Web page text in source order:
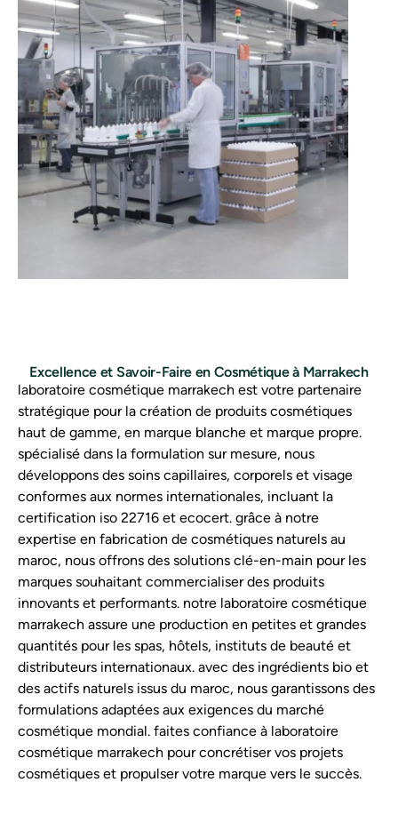
Excellence et Savoir-Faire en Cosmétique à Marrakech
laboratoire cosmétique marrakech est votre partenaire
stratégique pour la création de produits cosmétiques
haut de gamme, en marque blanche et marque propre.
spécialisé dans la formulation sur mesure, nous
développons des soins capillaires, corporels et visage
conformes aux normes internationales, incluant la
certification iso 22716 et ecocert. grâce à notre
expertise en fabrication de cosmétiques naturels au
maroc, nous offrons des solutions clé-en-main pour les
marques souhaitant commercialiser des produits
innovants et performants. notre laboratoire cosmétique
marrakech assure une production en petites et grandes
quantités pour les spas, hôtels, instituts de beauté et
distributeurs internationaux. avec des ingrédients bio et
des actifs naturels issus du maroc, nous garantissons des
formulations adaptées aux exigences du marché
cosmétique mondial. faites confiance à laboratoire
cosmétique marrakech pour concrétiser vos projets
cosmétiques et propulser votre marque vers le succès.